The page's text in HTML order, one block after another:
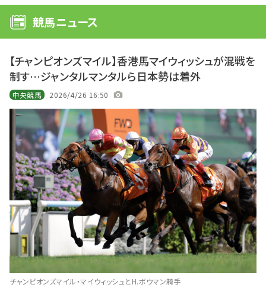
競馬ニュース
【チャンピオンズマイル】香港馬マイウィッシュが混戦を
制す…ジャンタルマンタルら日本勢は着外
中央競馬 2026/4/26 16:50
チャンピオンズマイル・マイウィッシュとH.ボウマン騎手